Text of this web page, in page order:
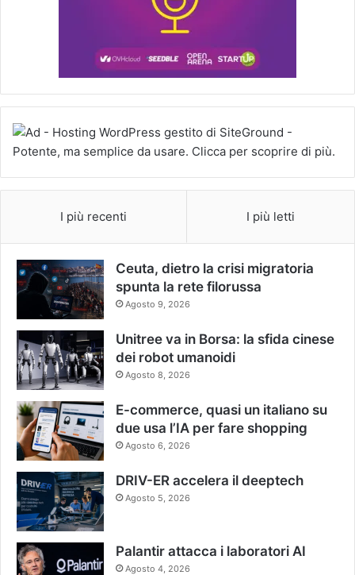
I più recenti I più letti
Ceuta, dietro la crisi migratoria
spunta la rete filorussa
Agosto 9, 2026
Unitree va in Borsa: la sfida cinese
dei robot umanoidi
Agosto 8, 2026
E-commerce, quasi un italiano su
due usa l’IA per fare shopping
Agosto 6, 2026
DRIV-ER accelera il deeptech
Agosto 5, 2026
Palantir attacca i laboratori AI
Agosto 4, 2026